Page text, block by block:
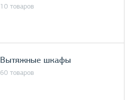
10 товаров
Вытяжные шкафы
60 товаров